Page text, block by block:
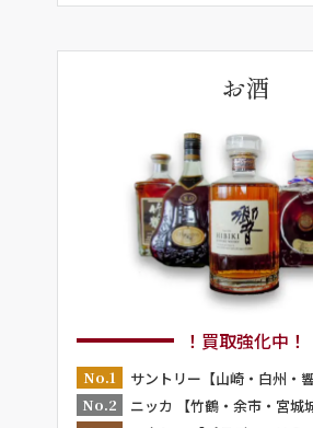
お酒
！買取強化中！
No.1
サントリー【山崎・白州・響
No.2
ニッカ 【竹鶴・余市・宮城